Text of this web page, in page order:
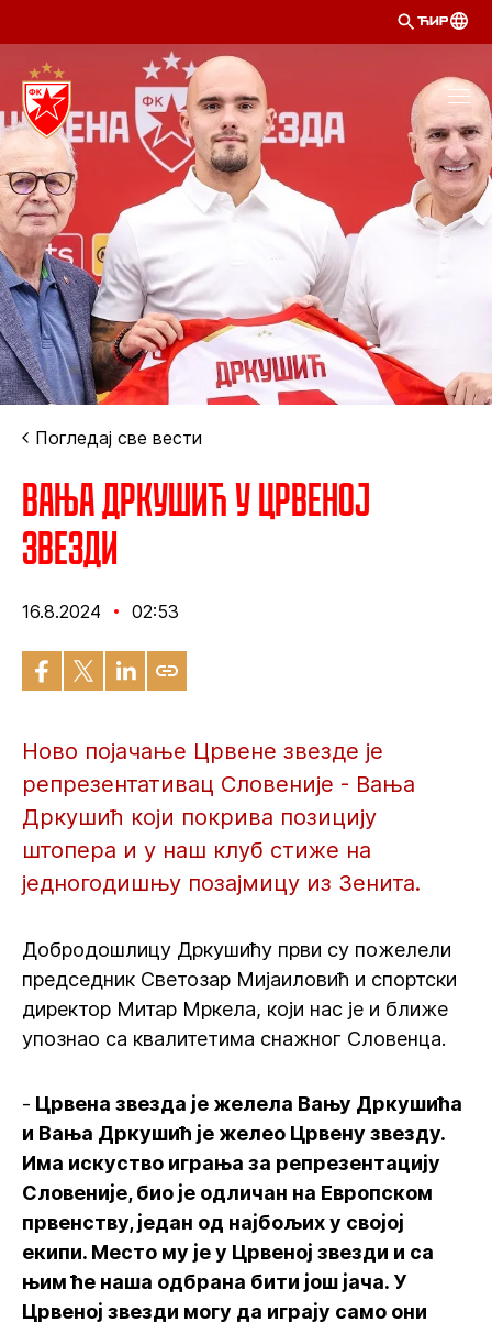
ЋИР
Погледај све вести
Вања Дркушић у Црвеној
звезди
16.8.2024 02:53
Ново појачање Црвене звезде је
репрезентативац Словеније - Вања
Дркушић који покрива позицију
штопера и у наш клуб стиже на
једногодишњу позајмицу из Зенита.
Добродошлицу Дркушићу први су пожелели
председник Светозар Мијаиловић и спортски
директор Митар Мркела, који нас је и ближе
упознао са квалитетима снажног Словенца.
- Црвена звезда је желела Вању Дркушића
и Вања Дркушић је желео Црвену звезду.
Има искуство играња за репрезентацију
Словеније, био је одличан на Европском
првенству, један од најбољих у својој
екипи. Место му је у Црвеној звезди и са
њим ће наша одбрана бити још јача. У
Црвеној звезди могу да играју само они